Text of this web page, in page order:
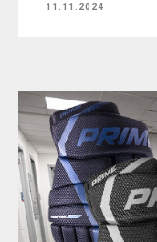
11.11.2024